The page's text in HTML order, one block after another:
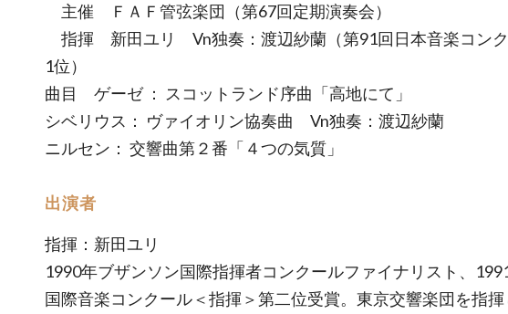
主催 ＦＡＦ管弦楽団（第67回定期演奏会）
指揮 新田ユリ Vn独奏：渡辺紗蘭（第91回日本音楽コン
1位）
曲目 ゲーゼ ： スコットランド序曲「高地にて」
シベリウス： ヴァイオリン協奏曲 Vn独奏：渡辺紗蘭
ニルセン： 交響曲第２番「４つの気質」
出演者
指揮：新田ユリ
1990年ブザンソン国際指揮者コンクールファイナリスト、
国際音楽コンクール＜指揮＞第二位受賞。東京交響楽団を指